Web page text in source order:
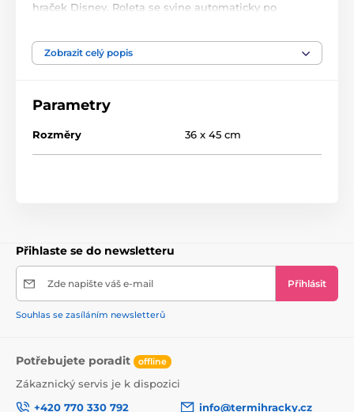
hraček Disney. Roleta se svine automaticky po
Roleta se připevňuje pomocí háčků nebo gumových
přísavek. Přísavky by měly být před připevněním na
pružnější.
rozměry: 36 x 45 cm
Zobrazit celý popis
Parametry
Rozměry 36 x 45 cm
Přihlaste se do newsletteru
Zde napište váš e-mail Přihlásit
Souhlas se zasíláním newsletterů
Potřebujete poradit offline
Zákaznický servis je k dispozici
+420 770 330 792
info@termihracky.cz